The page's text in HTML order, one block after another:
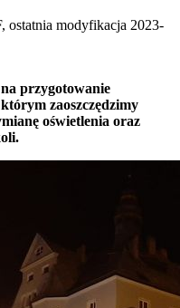
ostatnia modyfikacja 2023-
przygotowanie
zaoszczędzimy
oświetlenia oraz